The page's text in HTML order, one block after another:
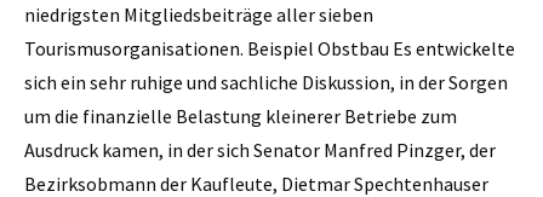
niedrigsten Mitgliedsbeiträge aller sieben
Tourismusorganisationen. Beispiel Obstbau Es entwickelte
sich ein sehr ruhige und sachliche Diskussion, in der Sorgen
um die ­finanzielle Belastung kleinerer Betriebe zum
Ausdruck kamen, in der sich Senator Manfred Pinzger, der
Bezirksobmann der Kaufleute, Dietmar Spechtenhauser